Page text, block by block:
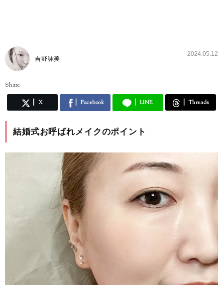
吉野詠美
2024.05.12
Share
X Facebook LINE Threads
結婚式お呼ばれメイクのポイント